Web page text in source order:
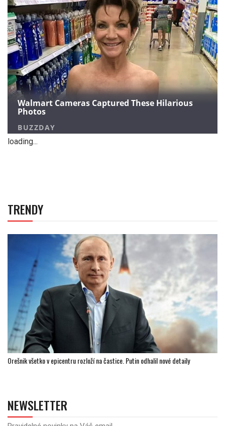
loading...
TRENDY
Orešnik všetko v epicentru rozloží na častice. Putin odhalil nové detaily
NEWSLETTER